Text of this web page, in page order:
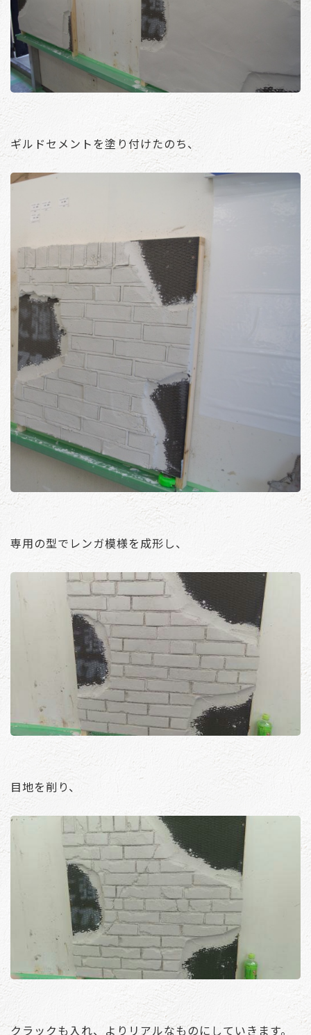
ギルドセメントを塗り付けたのち、
専用の型でレンガ模様を成形し、
目地を削り、
クラックも入れ、よりリアルなものにしていきます。